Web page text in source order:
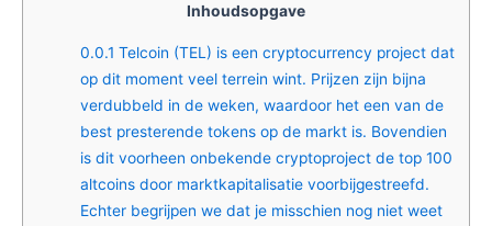
Inhoudsopgave
0.0.1 Telcoin (TEL) is een cryptocurrency project dat
op dit moment veel terrein wint. Prijzen zijn bijna
verdubbeld in de weken, waardoor het een van de
best presterende tokens op de markt is. Bovendien
is dit voorheen onbekende cryptoproject de top 100
altcoins door marktkapitalisatie voorbijgestreefd.
Echter begrijpen we dat je misschien nog niet weet